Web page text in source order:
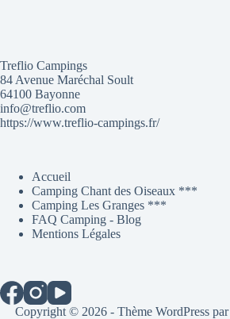
Treflio Campings
84 Avenue Maréchal Soult
64100 Bayonne
info@treflio.com
https://www.treflio-campings.fr/
Accueil
Camping Chant des Oiseaux ***
Camping Les Granges ***
FAQ Camping - Blog
Mentions Légales
Copyright © 2026 - Thème WordPress par